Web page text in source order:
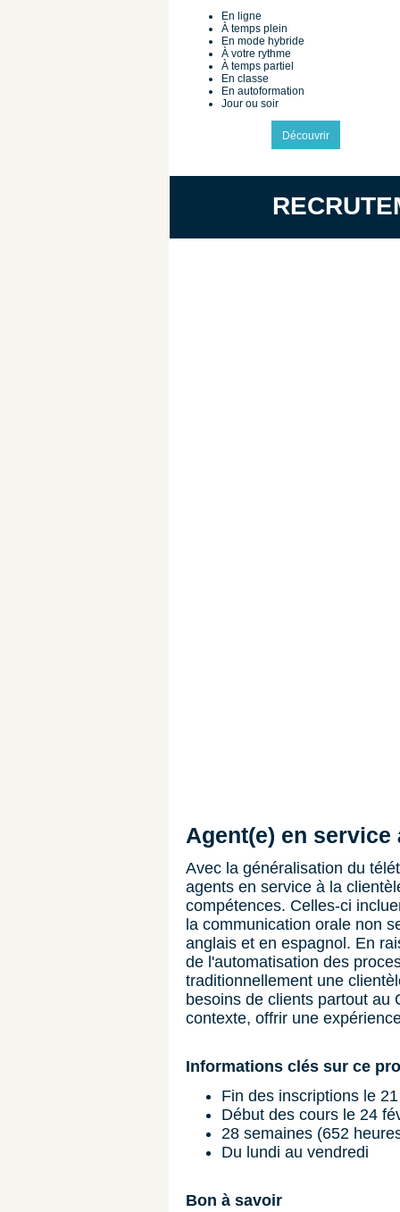
En ligne
À temps plein
En mode hybride
À votre rythme
À temps partiel
En classe
En autoformation
Jour ou soir
Découvrir
Agent(e) en
Avec la généralisation du
agents en service à la
compétences. Celles-ci
la communication orale non
anglais et en espagnol. En
de l'automatisation des
traditionnellement une
besoins de clients partout au
contexte, offrir une
Informations clés sur ce
Fin des inscriptions le
Début des cours le 24
28 semaines (652
Du lundi au vendredi
Bon à savoir